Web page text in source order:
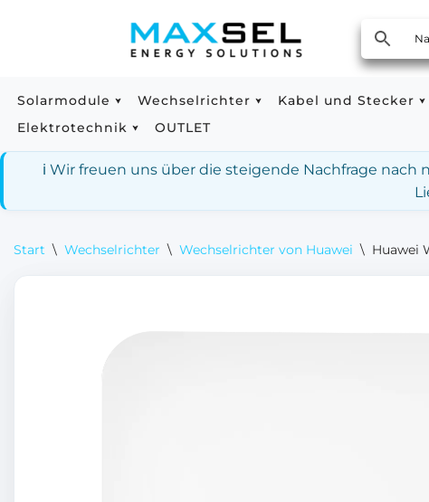
springen
Solarmodule Wechselrichter Kabel und Stecker
Elektrotechnik
OUTLET
ℹ️ Wir freuen uns über die steigende Nachfrage
Start \ Wechselrichter \ Wechselrichter von Huawei \ Huawei